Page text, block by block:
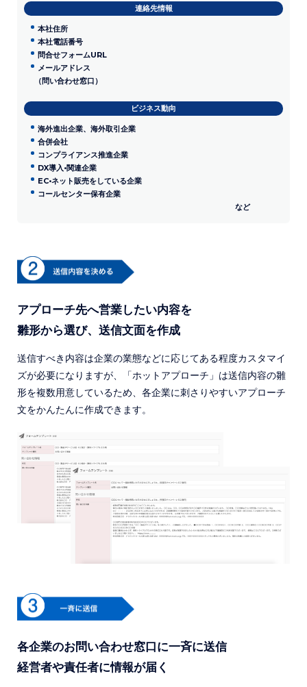
連絡先情報
本社住所​
本社電話番号
問合せフォームURL
メールアドレス
（問い合わせ窓口）​
ビジネス動向
海外​進出企業、海外取引企業
合併会社
コンプライアンス推進企業
DX導入•関連企業
EC•ネット販売をしている企業
コールセンター保有企業
など
アプローチ先へ営業したい内容を
雛形から選び、送信文面を作成
送信すべき内容は企業の業態などに応じてある程度カスタマイ
ズが必要になりますが、「ホットアプローチ」は送信内容の雛
形を複数用意しているため、各企業に刺さりやすいアプローチ
文をかんたんに作成できます。
各企業のお問い合わせ窓口に一斉に送信
経営者や責任者に情報が届く